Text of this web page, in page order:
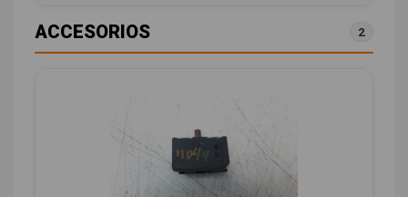
ACCESORIOS 2